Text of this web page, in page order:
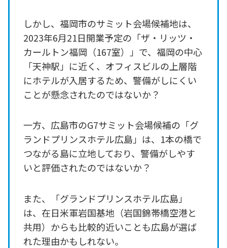
しかし、福岡市のサミット会場候補地は、
2023年6月21日開業予定の「ザ・リッツ・
カールトン福岡（167室）」で、福岡の中心
「天神駅」に近く、オフィスビルの上層階
にホテルが入居するため、警備がしにくい
ことが懸念されたのではないか？
一方、広島市のG7サミット会場候補の「グ
ランドプリンスホテル広島」は、1本の橋で
つながる島に立地しており、警備がしやす
いと評価されたのではないか？
また、「グランドプリンスホテル広島」
は、在日米軍岩国基地（岩国錦帯橋空港と
共用）からも比較的近いことも広島が選ば
れた理由かもしれない。